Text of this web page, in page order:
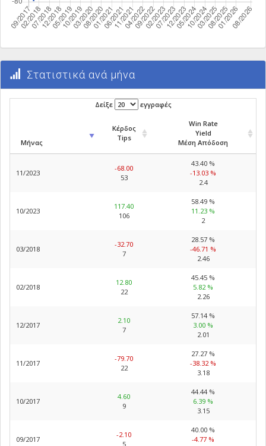
Στατιστικά ανά μήνα
Δείξε εγγραφές
Μήνας
Κέρδος
Tips
Win Rate
Yield
Μέση Απόδοση
11/2023
-68.00
53
43.40 %
-13.03 %
2.4
10/2023
117.40
106
58.49 %
11.23 %
2
03/2018
-32.70
7
28.57 %
-46.71 %
2.46
02/2018
12.80
22
45.45 %
5.82 %
2.26
12/2017
2.10
7
57.14 %
3.00 %
2.01
11/2017
-79.70
22
27.27 %
-38.32 %
3.18
10/2017
4.60
9
44.44 %
6.39 %
3.15
09/2017
-2.10
5
40.00 %
-4.77 %